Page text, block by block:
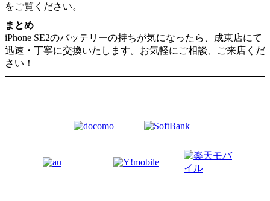
をご覧ください。
まとめ
iPhone SE2のバッテリーの持ちが気になったら、成東店にて
迅速・丁寧に交換いたします。お気軽にご相談、ご来店くだ
さい！